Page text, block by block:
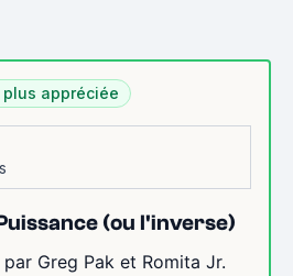
appréciée
(ou l'inverse)
Greg Pak et Romita Jr.